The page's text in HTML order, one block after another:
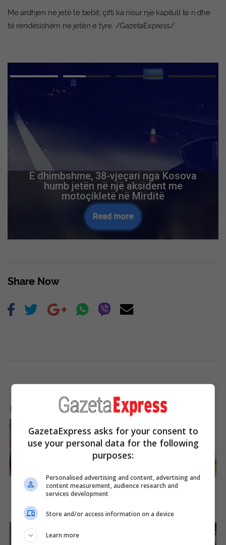
Me ardhjen në jetë të bebit, çifti ka nisur një kapitull të ri dhe
të rëndësishëm në jetën e tyre. /GazetaExpress/
E dhimbshme, 38-vjeçari nga Kosova
humb jetën në një aksident me
motoçikletë në Mirditë
Read more
Share Now
LAJME NGA INTERNETI
Culkin Cracks Up The Web
With His Own Version Of
‘Home Alone’
Brainberries
Did You Notice How Natural
Simba’s Movements Looked
Brainberries
GazetaExpress asks for your consent to
use your personal data for the following
purposes:
Personalised advertising and content, advertising and
content measurement, audience research and
services development
Store and/or access information on a device
Learn more